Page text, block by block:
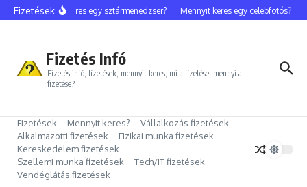
Ugrás a tartalomhoz
Fizetések
Mennyit keres egy sztármenedzser? Mennyit keres egy celebfotós?
Fizetés Infó
Fizetés infó, fizetések, mennyit keres, mi a fizetése, mennyi a
fizetése?
Fizetések Mennyit keres?
Vállalkozás fizetések
Alkalmazotti fizetések
Fizikai munka fizetések
Kereskedelem fizetések
Szellemi munka fizetések
Tech/IT fizetések
Vendéglátás fizetések